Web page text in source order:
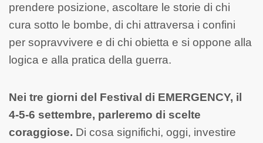
prendere posizione, ascoltare le storie di chi
cura sotto le bombe, di chi attraversa i confini
per sopravvivere e di chi obietta e si oppone alla
logica e alla pratica della guerra.
Nei tre giorni del Festival di EMERGENCY, il
4-5-6 settembre, parleremo di scelte
coraggiose. Di cosa significhi, oggi, investire